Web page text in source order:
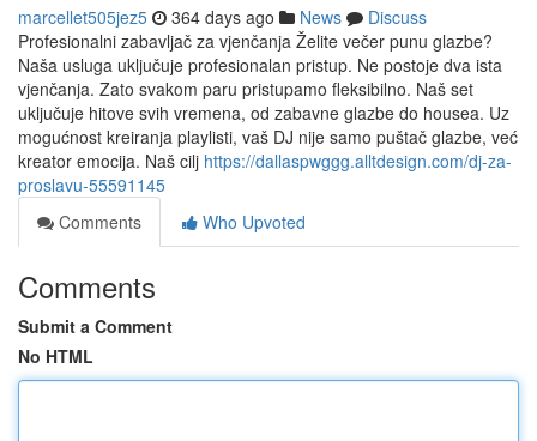
marcellet505jez5 364 days ago News
Discuss
Profesionalni zabavljač za vjenčanja Želite večer punu glazbe?
Naša usluga uključuje profesionalan pristup. Ne postoje dva ista
vjenčanja. Zato svakom paru pristupamo fleksibilno. Naš set
uključuje hitove svih vremena, od zabavne glazbe do housea. Uz
mogućnost kreiranja playlisti, vaš DJ nije samo puštač glazbe, već
kreator emocija. Naš cilj https://dallaspwggg.alltdesign.com/dj-za-
proslavu-55591145
Comments
Who Upvoted
Comments
Submit a Comment
No HTML